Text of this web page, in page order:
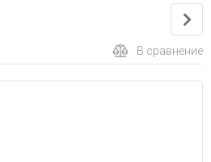
В сравнение